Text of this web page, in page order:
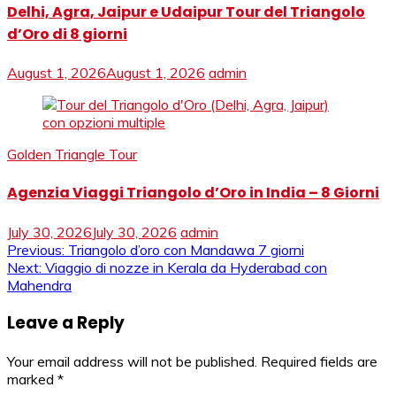
Delhi, Agra, Jaipur e Udaipur Tour del Triangolo
d’Oro di 8 giorni
August 1, 2026August 1, 2026 admin
Golden Triangle Tour
Agenzia Viaggi Triangolo d’Oro in India – 8 Giorni
July 30, 2026July 30, 2026 admin
Post
navigation
Previous: Triangolo d’oro con Mandawa 7 giorni
Next: Viaggio di nozze in Kerala da Hyderabad con
Mahendra
Leave a Reply
Your email address will not be published. Required fields are
marked *